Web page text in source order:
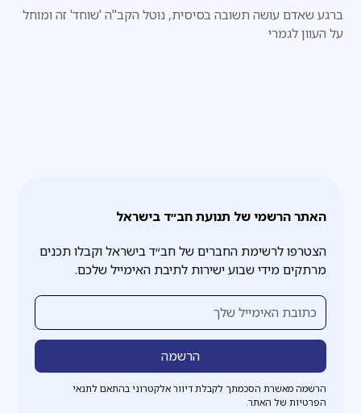
ברגע שאדם עושה תשובה בסיסית, נוטל הקב"ה 'שוחד' זה ומוחל
על העוון לגמרי
האתר הרשמי של תנועת חב״ד בישראל
הצטרפו לרשימת החברים של חב״ד בישראל וקבלו תכנים
מרתקים מידי שבוע ישירות לתיבת האימייל שלכם.
הרשמה מאשרת הסכמתך לקבלת דיוור אלקטרוני בהתאם לתנאי
הפרטיות של האתר.